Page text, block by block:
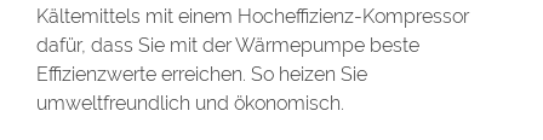
Kältemittels mit einem Hocheffizienz-Kompressor
dafür, dass Sie mit der Wärmepumpe beste
Effizienzwerte erreichen. So heizen Sie
umweltfreundlich und ökonomisch.